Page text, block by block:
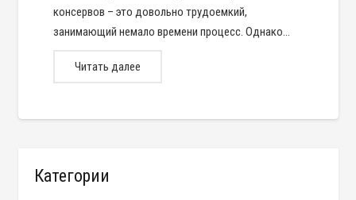
консервов – это довольно трудоемкий,
занимающий немало времени процесс. Однако…
Читать далее
Категории